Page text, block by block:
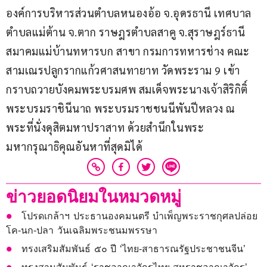
องค์การบริหารส่วนตำบลหนองอ้อ จ.อุดรธานี เทศบาล
ตำบลแม่ต้าน จ.ตาก ราษฎรตำบลสาคู จ.สุราษฎร์ธานี
สมาคมแม่บ้านทหารบก สาขา กรมการทหารช่าง คณะ
สามเณรปลูกรากแก้วศาสนทายาท วัดพระราม 9 เข้า
กราบถวายบังคมพระบรมศพ สมเด็จพระนางเจ้าสิริกิติ์
พระบรมราชินีนาถ พระบรมราชชนนีพันปีหลวง ณ
พระที่นั่งดุสิตมหาปราสาท ด้วยสำนึกในพระ
มหากรุณาธิคุณอันหาที่สุดมิได้
ข่าวยอดนิยมในหมวดหมู่
โปรดเกล้าฯ ประธานองคมนตรี บำเพ็ญพระราชกุศลปล่อย
โค-นก-ปลา วันเฉลิมพระชนมพรรษา
ทรงเสริมสัมพันธ์ ๕๐ ปี ‘ไทย-สาธารณรัฐประชาชนจีน’